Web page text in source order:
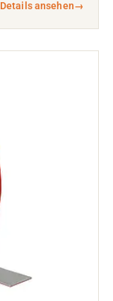
Details ansehen→